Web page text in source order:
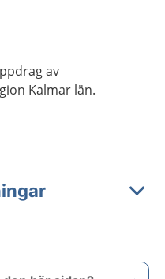
av
Kalmar län.